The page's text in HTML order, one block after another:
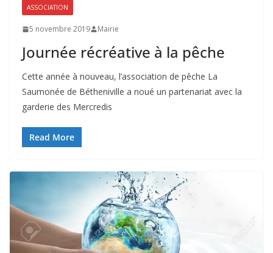
ASSOCIATION
5 novembre 2019 Mairie
Journée récréative à la pêche
Cette année à nouveau, l’association de pêche La
Saumonée de Bétheniville a noué un partenariat avec la
garderie des Mercredis
Read More